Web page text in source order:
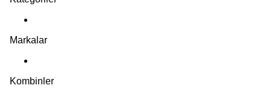
Markalar
Kombinler